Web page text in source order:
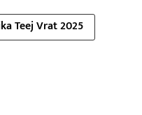
Teej Vrat 2025